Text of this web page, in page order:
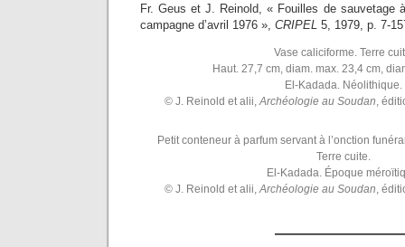
Fr. Geus et J. Reinold, « Fouilles de sauvetage
campagne d’avril 1976 », CRIPEL 5, 1979, p. 7-
Vase caliciforme. Terre
Haut. 27,7 cm, diam. max. 23,4 cm,
El-Kadada. Néolithique.
© J. Reinold et alii,Archéologie au Soudan,
Petit conteneur à parfum servant à l’onction
Terre cuite.
El-Kadada. Époque
© J. Reinold et alii, Archéologie au Soudan ,